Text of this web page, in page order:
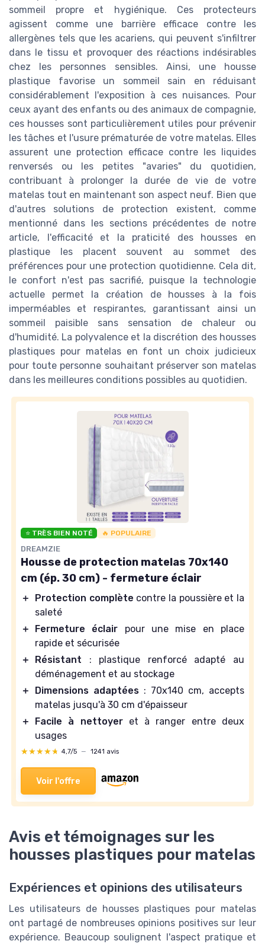
sommeil propre et hygiénique. Ces protecteurs
agissent comme une barrière efficace contre les
allergènes tels que les acariens, qui peuvent s'infiltrer
dans le tissu et provoquer des réactions indésirables
chez les personnes sensibles. Ainsi, une housse
plastique favorise un sommeil sain en réduisant
considérablement l'exposition à ces nuisances. Pour
ceux ayant des enfants ou des animaux de compagnie,
ces housses sont particulièrement utiles pour prévenir
les tâches et l'usure prématurée de votre matelas. Elles
assurent une protection efficace contre les liquides
renversés ou les petites "avaries" du quotidien,
contribuant à prolonger la durée de vie de votre
matelas tout en maintenant son aspect neuf. Bien que
d'autres solutions de protection existent, comme
mentionné dans les sections précédentes de notre
article, l'efficacité et la praticité des housses en
plastique les placent souvent au sommet des
préférences pour une protection quotidienne. Cela dit,
le confort n'est pas sacrifié, puisque la technologie
actuelle permet la création de housses à la fois
imperméables et respirantes, garantissant ainsi un
sommeil paisible sans sensation de chaleur ou
d'humidité. La polyvalence et la discrétion des housses
plastiques pour matelas en font un choix judicieux
pour toute personne souhaitant préserver son matelas
dans les meilleures conditions possibles au quotidien.
⭐ TRÈS BIEN NOTÉ 🔥 POPULAIRE
DREAMZIE
Housse de protection matelas 70x140
cm (ép. 30 cm) - fermeture éclair
＋ Protection complète contre la poussière et la
saleté
＋
Fermeture éclair pour une mise en place
rapide et sécurisée
＋
Résistant : plastique renforcé adapté au
déménagement et au stockage
＋
Dimensions adaptées : 70x140 cm, accepts
matelas jusqu'à 30 cm d'épaisseur
＋
Facile à nettoyeret à ranger entre deux
usages
★★★★★
★★★★★ 4,7/5 — 1241 avis
Voir l'offre
Avis et témoignages sur les
housses plastiques pour matelas
Expériences et opinions des utilisateurs
Les utilisateurs de housses plastiques pour matelas
ont partagé de nombreuses opinions positives sur leur
expérience. Beaucoup soulignent l'aspect pratique et